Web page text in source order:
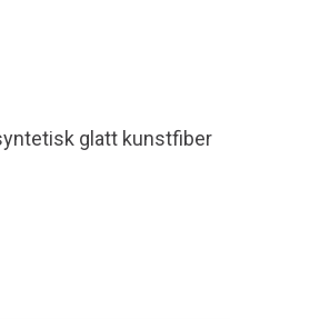
glatt kunstfiber